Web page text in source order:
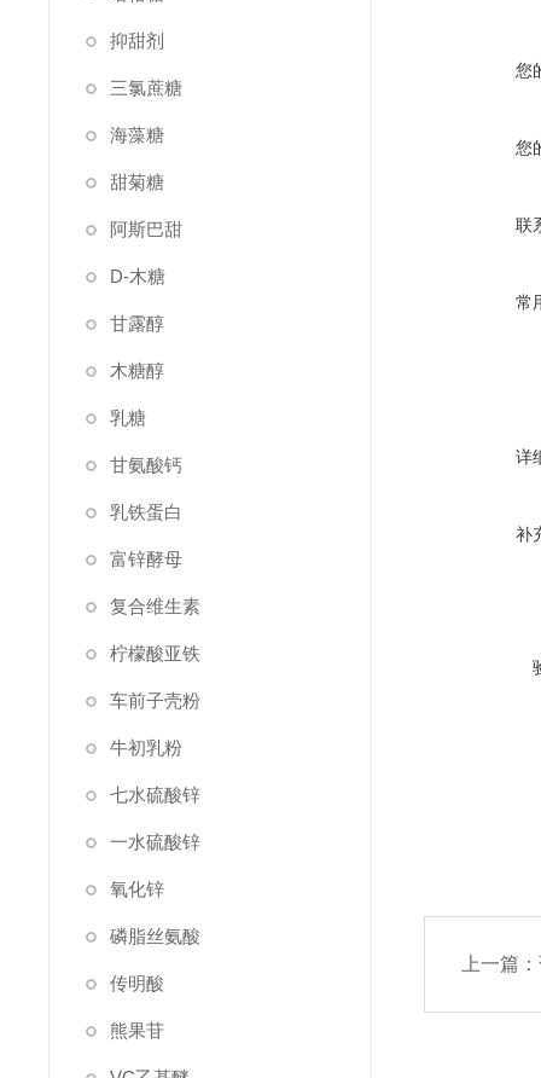
抑甜剂
三氯蔗糖
海藻糖
甜菊糖
阿斯巴甜
D-木糖
甘露醇
木糖醇
乳糖
甘氨酸钙
乳铁蛋白
富锌酵母
复合维生素
柠檬酸亚铁
车前子壳粉
牛初乳粉
七水硫酸锌
一水硫酸锌
氧化锌
磷脂丝氨酸
传明酸
熊果苷
您
您
联
常
详
补
上一篇：